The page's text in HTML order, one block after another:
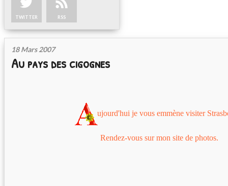
TWITTER RSS
18 Mars 2007
Au pays des cigognes
ujourd'hui je vous emmène visiter
Rendez-vous surmon site de photos.